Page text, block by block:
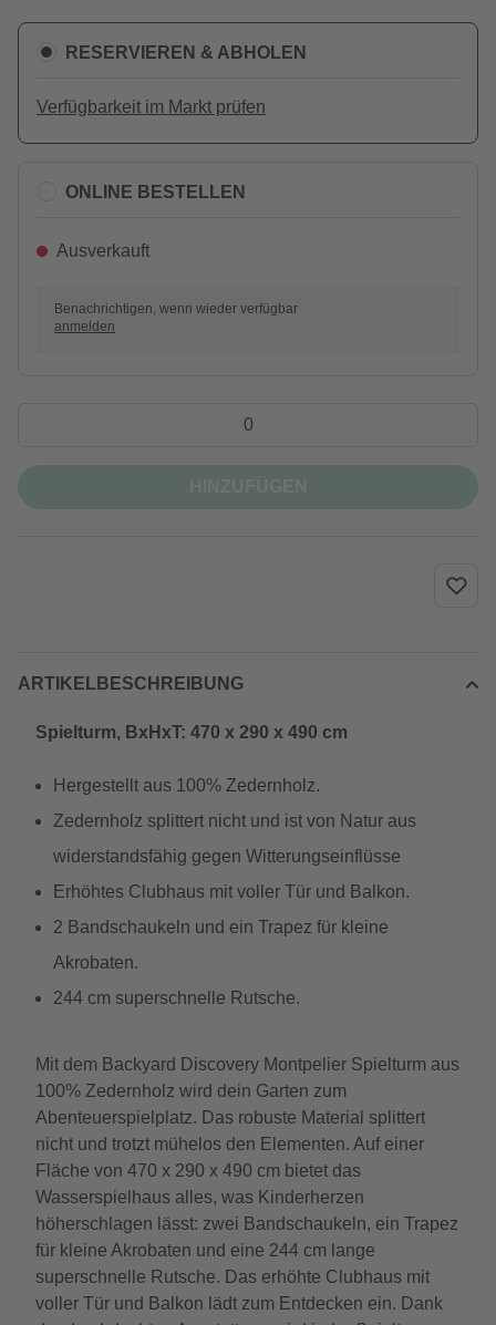
RESERVIEREN & ABHOLEN
Verfügbarkeit im Markt prüfen
ONLINE BESTELLEN
Ausverkauft
Benachrichtigen, wenn wieder verfügbar
anmelden
ARTIKELBESCHREIBUNG
Spielturm, BxHxT: 470 x 290 x 490 cm
Hergestellt aus 100% Zedernholz.
Zedernholz splittert nicht und ist von Natur aus
widerstandsfähig gegen Witterungseinflüsse
Erhöhtes Clubhaus mit voller Tür und Balkon.
2 Bandschaukeln und ein Trapez für kleine
Akrobaten.
244 cm superschnelle Rutsche.
Mit dem Backyard Discovery Montpelier Spielturm aus
100% Zedernholz wird dein Garten zum
Abenteuerspielplatz. Das robuste Material splittert
nicht und trotzt mühelos den Elementen. Auf einer
Fläche von 470 x 290 x 490 cm bietet das
Wasserspielhaus alles, was Kinderherzen
höherschlagen lässt: zwei Bandschaukeln, ein Trapez
für kleine Akrobaten und eine 244 cm lange
superschnelle Rutsche. Das erhöhte Clubhaus mit
voller Tür und Balkon lädt zum Entdecken ein. Dank